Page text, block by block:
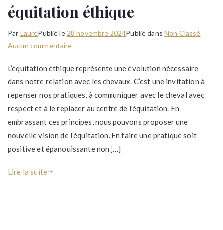
équitation éthique
Par LaurePublié le 28 novembre 2024Publié dansNon Classé
Aucun commentairesur
fondements
d’une
équitation
éthique
L’équitation éthique représente une évolution nécessaire
dans notre relation avec les chevaux. C’est une invitation à
repenser nos pratiques, à communiquer avec le cheval avec
respect et à le replacer au centre de l’équitation. En
embrassant ces principes, nous pouvons proposer une
nouvelle vision de l’équitation. En faire une pratique soit
positive et épanouissante non […]
Lire la suite